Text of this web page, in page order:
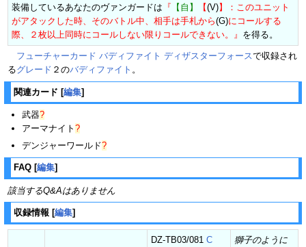
装備しているあなたのヴァンガードは 『 【自】 【(V)】：このユニット
がアタックした時、そのバトル中、相手は手札から(G)にコールする
際、２枚以上同時にコールしない限りコールできない。』 を得る。
フューチャーカード バディファイト ディザスターフォースで収録され
るグレード ２のバディファイト 。
関連カード [編集]
武器?
アーマナイト ?
デンジャーワールド?
FAQ [編集]
該当するQ&Aはありません
収録情報 [編集]
DZ-TB03/081 C
獅子のように